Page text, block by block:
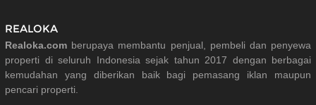
REALOKA
Realoka.com berupaya membantu penjual, pembeli dan penyewa
properti di seluruh Indonesia sejak tahun 2017 dengan berbagai
kemudahan yang diberikan baik bagi pemasang iklan maupun
pencari properti.